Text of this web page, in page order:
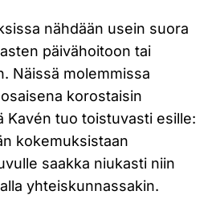
nähdään usein suora
päivähoitoon tai
Näissä molemmissa
korostaisin
Kavén tuo toistuvasti esille:
kokemuksistaan
saakka niukasti niin
yhteiskunnassakin.